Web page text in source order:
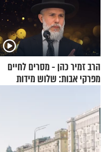
הרב זמיר כהן - מסרים לחיים
מפרקי אבות: שלוש מידות